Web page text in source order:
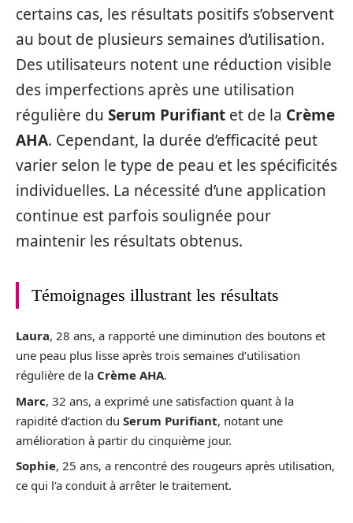
certains cas, les résultats positifs s’observent
au bout de plusieurs semaines d’utilisation.
Des utilisateurs notent une réduction visible
des imperfections après une utilisation
régulière du Serum Purifiant et de la Crème
AHA. Cependant, la durée d’efficacité peut
varier selon le type de peau et les spécificités
individuelles. La nécessité d’une application
continue est parfois soulignée pour
maintenir les résultats obtenus.
Témoignages illustrant les résultats
Laura, 28 ans, a rapporté une diminution des boutons et
une peau plus lisse après trois semaines d’utilisation
régulière de la Crème AHA.
Marc, 32 ans, a exprimé une satisfaction quant à la
rapidité d’action du Serum Purifiant, notant une
amélioration à partir du cinquième jour.
Sophie, 25 ans, a rencontré des rougeurs après utilisation,
ce qui l’a conduit à arrêter le traitement.